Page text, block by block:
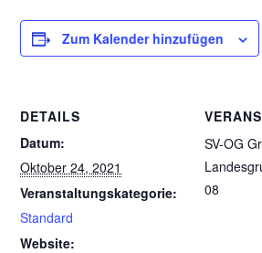
Zum Kalender hinzufügen
DETAILS
Datum:
Oktober 24, 2021
Veranstaltungskategorie:
Standard
Website:
SV-OG
08